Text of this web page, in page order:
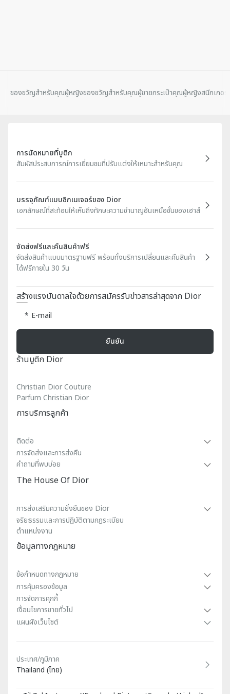
ของขวัญสําหรับคุณผู้หญิงของขวัญสําหรับคุณผู้ชายกระเป๋าคุณผู้หญิงสนีกเกอ
การนัดหมายที่บูติก
สัมผัสประสบการณ์การเยี่ยมชมที่ปรับแต่งให้เหมาะสำหรับคุณ
บรรจุภัณฑ์แบบซิกเนเจอร์ของ Dior
เอกลักษณ์ที่สะท้อนให้เห็นถึงทักษะความชำนาญอันเหนือชั้นของเฮาส์
จัดส่งฟรีและคืนสินค้าฟรี
จัดส่งสินค้าแบบมาตรฐานฟรี พร้อมทั้งบริการเปลี่ยนและคืนสินค้า
ได้ฟรีภายใน 30 วัน
สร้างแรงบันดาลใจด้วยการสมัครรับข่าวสารล่าสุดจาก Dior
E-mail
ยืนยัน
ร้านบูติก Dior
Christian Dior Couture
Parfum Christian Dior
การบริการลูกค้า
ติดต่อ
การจัดส่งและการส่งคืน
คําถามที่พบบ่อย
The House Of Dior
การส่งเสริมความยั่งยืนของ Dior
จริยธรรมและการปฏิบัติตามกฎระเบียบ
ตำแหน่งงาน
ข้อมูลทางกฎหมาย
ข้อกําหนดทางกฎหมาย
การคุ้มครองข้อมูล
การจัดการคุกกี้
เงื่อนไขการขายทั่วไป
แผนผังเว็บไซต์
ประเทศ/ภูมิภาค
Thailand (ไทย)